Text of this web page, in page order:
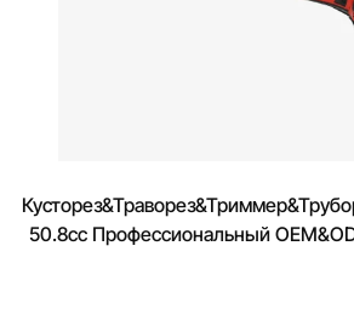
50.8cc Профессиональный